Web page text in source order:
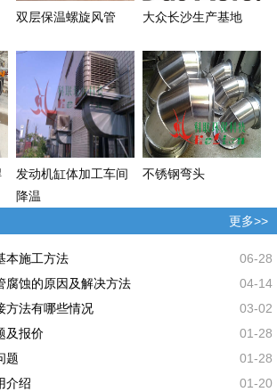
双层保温螺旋风管 大众长沙生产基地
发动机缸体加工车间
降温
不锈钢弯头
更多>>
本施工方法
06-28
腐蚀的原因及解决方法
04-14
方法有哪些情况
03-02
及报价
01-28
题
01-28
介绍
01-20